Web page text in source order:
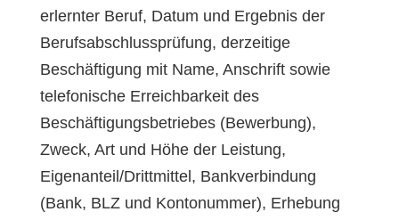
erlernter Beruf, Datum und Ergebnis der
Berufsabschlussprüfung, derzeitige
Beschäftigung mit Name, Anschrift sowie
telefonische Erreichbarkeit des
Beschäftigungsbetriebes (Bewerbung),
Zweck, Art und Höhe der Leistung,
Eigenanteil/Drittmittel, Bankverbindung
(Bank, BLZ und Kontonummer), Erhebung